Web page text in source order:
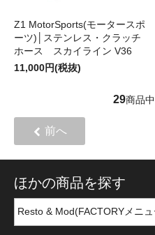
Z1 MotorSports(モータースポ
ーツ)│ステンレス・クラッチ
ホース スカイライン V36
11,000円(税抜)
29商品中
前へ
ほかの商品を探す